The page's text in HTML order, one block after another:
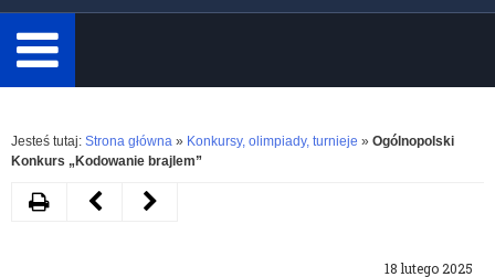
minimum
3
znaki.
Rozwiń
Jesteś tutaj: Strona główna » Konkursy, olimpiady, turnieje » Ogólnopolski
Konkurs „Kodowanie brajlem”
18 lutego 2025
DrukujNastępnyPoprzedni